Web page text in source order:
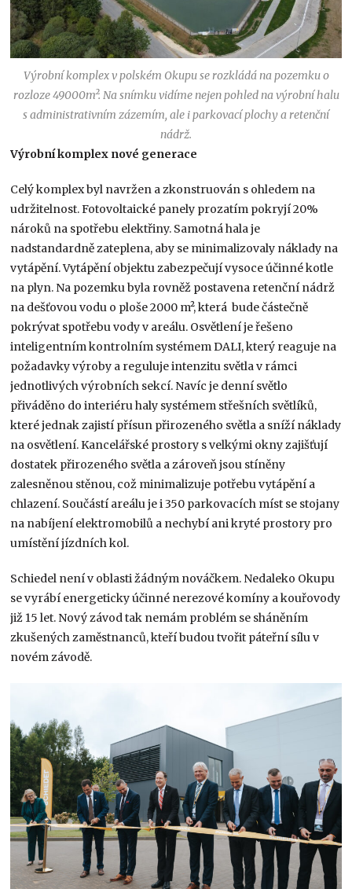
Výrobní komplex v polském Okupu se rozkládá na pozemku o
rozloze 49000m². Na snímku vidíme nejen pohled na výrobní halu
s administrativním zázemím, ale i parkovací plochy a retenční
nádrž.
Výrobní komplex nové generace
Celý komplex byl navržen a zkonstruován s ohledem na
udržitelnost. Fotovoltaické panely prozatím pokryjí 20%
nároků na spotřebu elektřiny. Samotná hala je
nadstandardně zateplena, aby se minimalizovaly náklady na
vytápění. Vytápění objektu zabezpečují vysoce účinné kotle
na plyn. Na pozemku byla rovněž postavena retenční nádrž
na dešťovou vodu o ploše 2000 m², která bude částečně
pokrývat spotřebu vody v areálu. Osvětlení je řešeno
inteligentním kontrolním systémem DALI, který reaguje na
požadavky výroby a reguluje intenzitu světla v rámci
jednotlivých výrobních sekcí. Navíc je denní světlo
přiváděno do interiéru haly systémem střešních světlíků,
které jednak zajistí přísun přirozeného světla a sníží náklady
na osvětlení. Kancelářské prostory s velkými okny zajišťují
dostatek přirozeného světla a zároveň jsou stíněny
zalesněnou stěnou, což minimalizuje potřebu vytápění a
chlazení. Součástí areálu je i 350 parkovacích míst se stojany
na nabíjení elektromobilů a nechybí ani kryté prostory pro
umístění jízdních kol.
Schiedel není v oblasti žádným nováčkem. Nedaleko Okupu
se vyrábí energeticky účinné nerezové komíny a kouřovody
již 15 let. Nový závod tak nemám problém se sháněním
zkušených zaměstnanců, kteří budou tvořit páteřní sílu v
novém závodě.